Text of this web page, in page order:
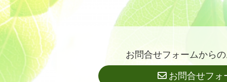
お問合せフォームから
お問合せフォ